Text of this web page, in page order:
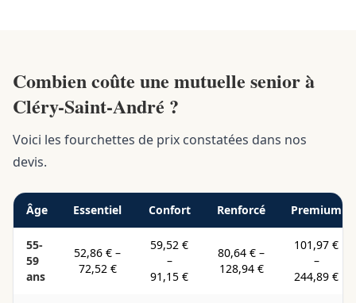
Combien coûte une mutuelle senior à
Cléry-Saint-André ?
Voici les fourchettes de prix constatées dans nos
devis.
Âge Essentiel Confort Renforcé Premium
55-
59
ans
52,86 € –
72,52 €
59,52 €
–
91,15 €
80,64 € –
128,94 €
101,97 €
–
244,89 €